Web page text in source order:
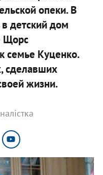
опеки. В
детский дом
Щорс
семье Куценко.
сделавших
жизни.